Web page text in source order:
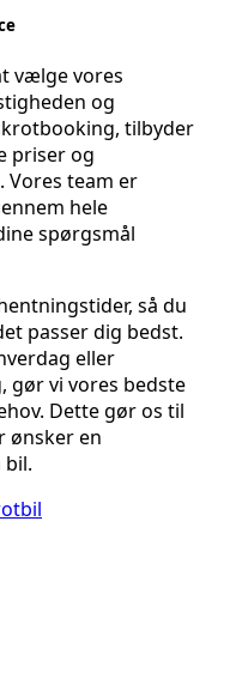
vælge vores
og
tilbyder
priser og
Vores team er
hele
spørgsmål
så du
passer dig bedst.
eller
gør vi vores bedste
Dette gør os til
ønsker en